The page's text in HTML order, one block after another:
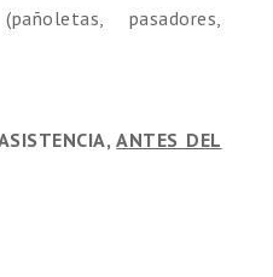
pasadores,
ANTES DEL